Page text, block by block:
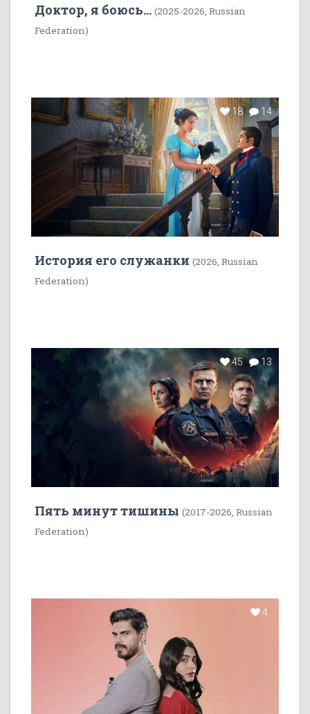
Доктор, я боюсь... (2025-2026, Russian
Federation)
18 14
История его служанки (2026, Russian
Federation)
45 13
Пять минут тишины (2017-2026, Russian
Federation)
4